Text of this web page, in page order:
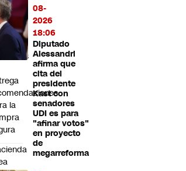
08-
2026
18:06
Diputado
Alessandri
afirma que
cita del
presidente
Kast con
senadores
UDI es para
"afinar votos"
en proyecto
de
megarreforma
la